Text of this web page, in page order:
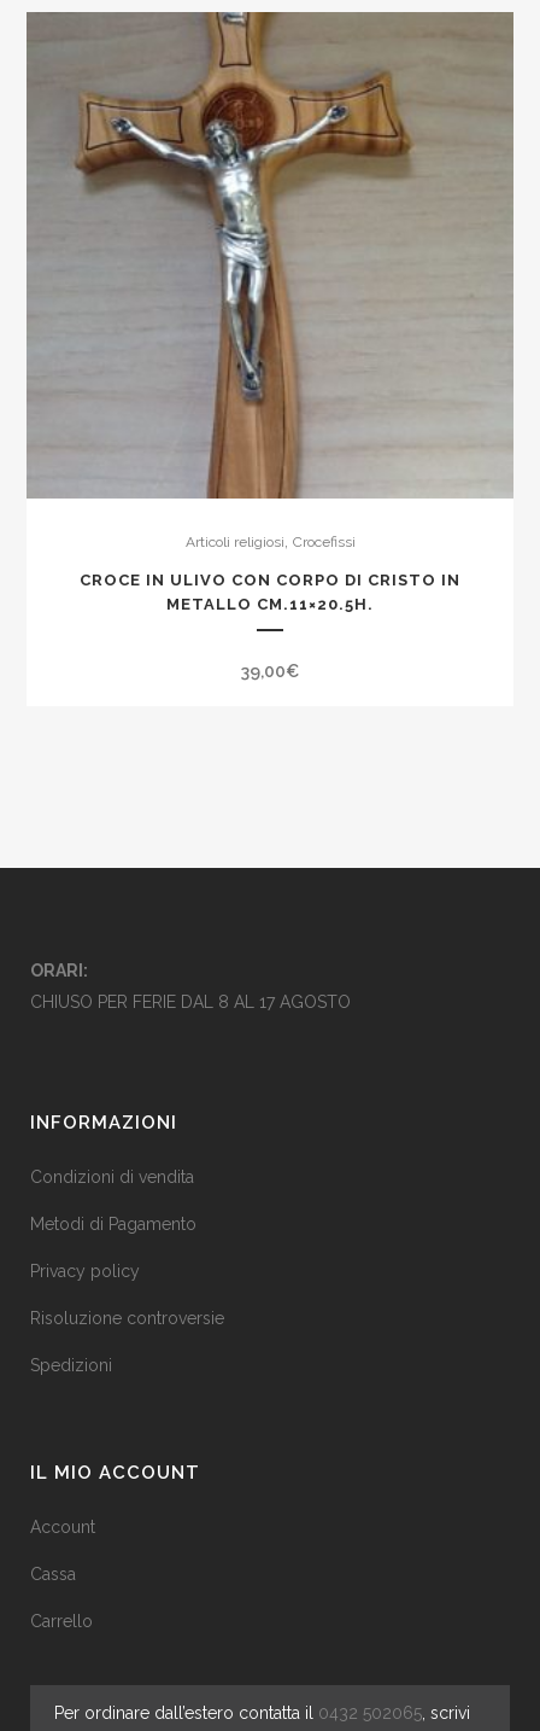
Articoli religiosi, Crocefissi
CROCE IN ULIVO CON CORPO DI CRISTO IN
METALLO CM.11×20.5H.
39,00€
ORARI:
CHIUSO PER FERIE DAL 8 AL 17 AGOSTO
INFORMAZIONI
Condizioni di vendita
Metodi di Pagamento
Privacy policy
Risoluzione controversie
Spedizioni
IL MIO ACCOUNT
Account
Cassa
Carrello
Per ordinare dall’estero contatta il 0432 502065, scrivi